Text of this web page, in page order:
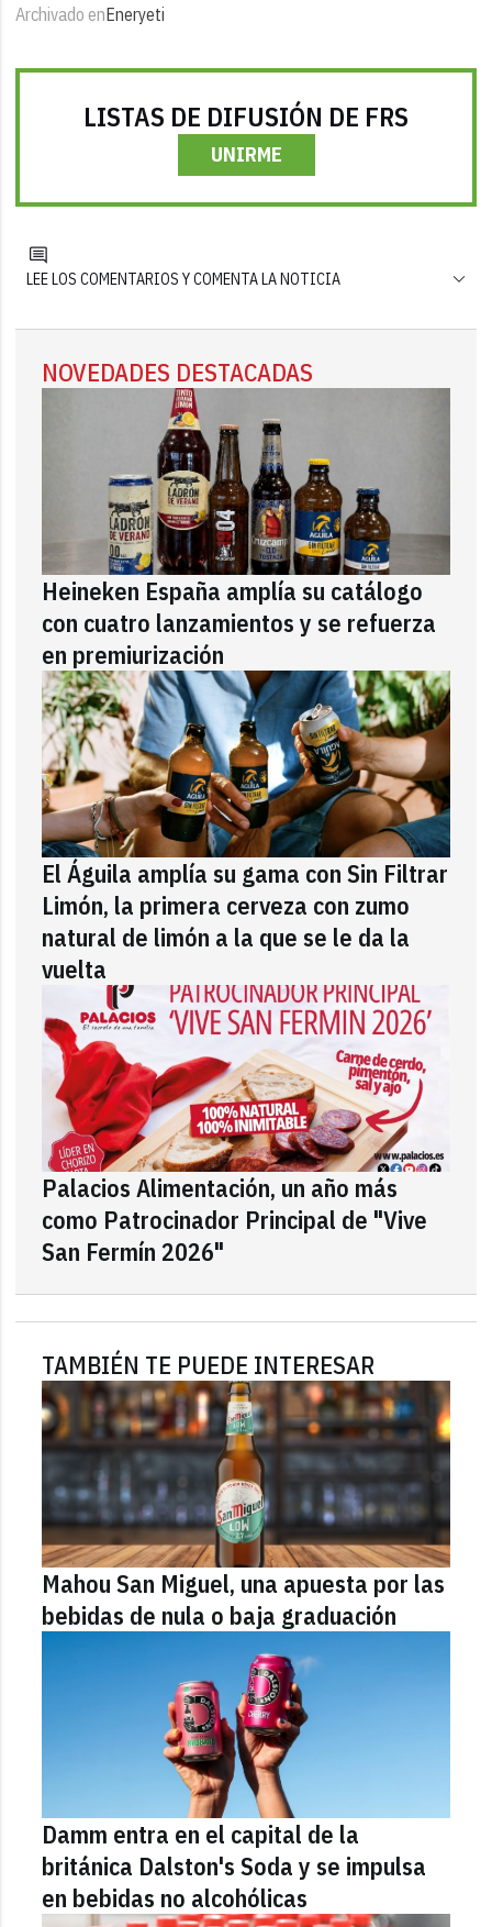
Archivado enEneryeti
LISTAS DE DIFUSIÓN DE FRS
UNIRME
LEE LOS COMENTARIOS Y COMENTA LA NOTICIA
NOVEDADES DESTACADAS
Heineken España amplía su catálogo
con cuatro lanzamientos y se refuerza
en premiurización
El Águila amplía su gama con Sin Filtrar
Limón, la primera cerveza con zumo
natural de limón a la que se le da la
vuelta
Palacios Alimentación, un año más
como Patrocinador Principal de "Vive
San Fermín 2026"
TAMBIÉN TE PUEDE INTERESAR
Mahou San Miguel, una apuesta por las
bebidas de nula o baja graduación
Damm entra en el capital de la
británica Dalston's Soda y se impulsa
en bebidas no alcohólicas